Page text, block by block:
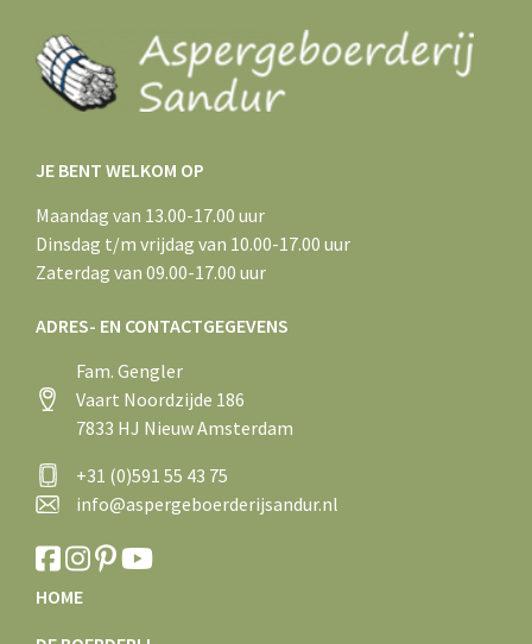
JE BENT WELKOM OP
Maandag van 13.00-17.00 uur
Dinsdag t/m vrijdag van 10.00-17.00 uur
Zaterdag van 09.00-17.00 uur
ADRES- EN CONTACTGEGEVENS
Fam. Gengler
Vaart Noordzijde 186
7833 HJ Nieuw Amsterdam
+31 (0)591 55 43 75
info@aspergeboerderijsandur.nl
HOME